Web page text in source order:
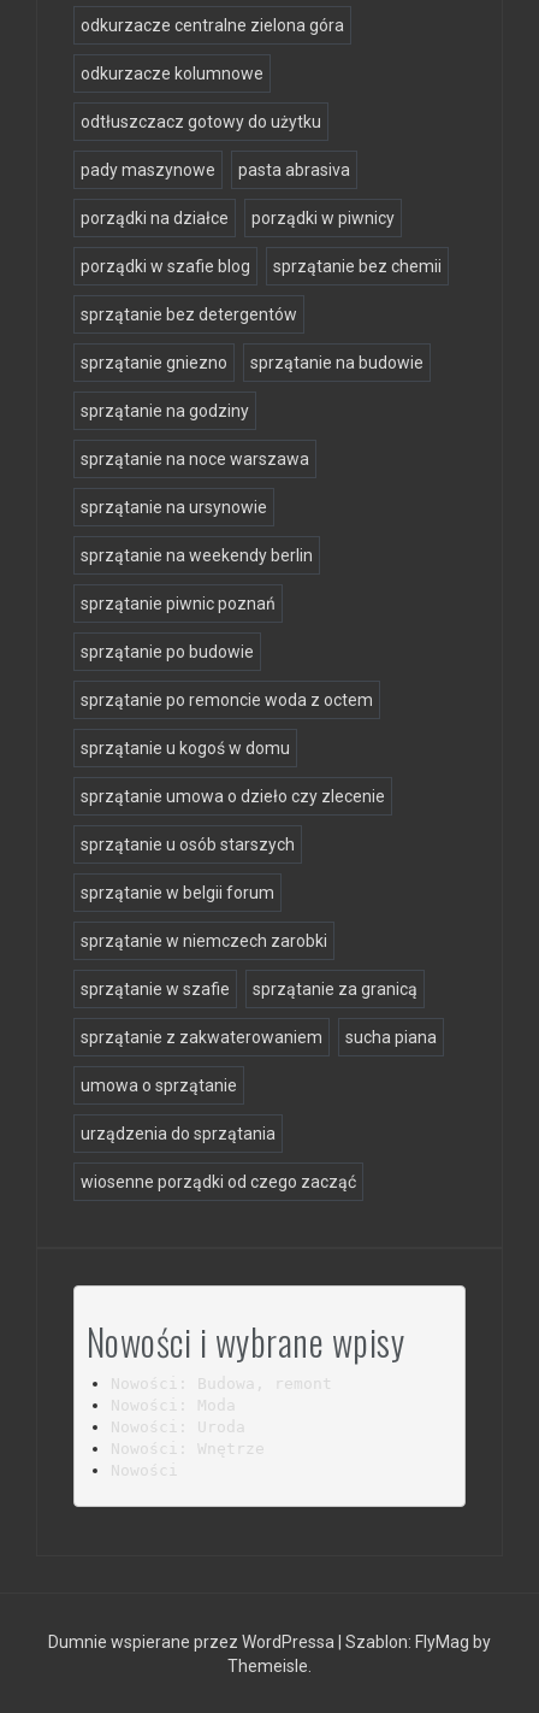
odkurzacze centralne zielona góra
odkurzacze kolumnowe
odtłuszczacz gotowy do użytku
pady maszynowe pasta abrasiva
porządki na działce porządki w piwnicy
porządki w szafie blog sprzątanie bez chemii
sprzątanie bez detergentów
sprzątanie gniezno sprzątanie na budowie
sprzątanie na godziny
sprzątanie na noce warszawa
sprzątanie na ursynowie
sprzątanie na weekendy berlin
sprzątanie piwnic poznań
sprzątanie po budowie
sprzątanie po remoncie woda z octem
sprzątanie u kogoś w domu
sprzątanie umowa o dzieło czy zlecenie
sprzątanie u osób starszych
sprzątanie w belgii forum
sprzątanie w niemczech zarobki
sprzątanie w szafie sprzątanie za granicą
sprzątanie z zakwaterowaniem sucha piana
umowa o sprzątanie
urządzenia do sprzątania
wiosenne porządki od czego zacząć
Nowości i wybrane wpisy
Nowości: Budowa, remont
Nowości: Moda
Nowości: Uroda
Nowości: Wnętrze
Nowości
Dumnie wspierane przez WordPressa Szablon: FlyMag by
Themeisle.